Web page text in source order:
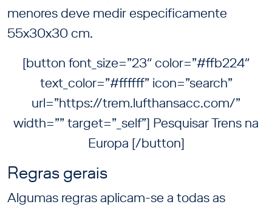
menores deve medir especificamente
55x30x30 cm.
[button font_size=”23″ color=”#ffb224″
text_color=”#ffffff” icon=”search”
url=”https://trem.lufthansacc.com/”
width=”” target=”_self”] Pesquisar Trens na
Europa [/button]
Regras gerais
Algumas regras aplicam-se a todas as